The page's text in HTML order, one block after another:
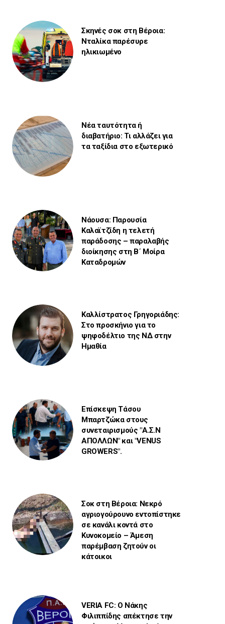
Σκηνές σοκ στη Βέροια:
Νταλίκα παρέσυρε
ηλικιωμένο
Νέα ταυτότητα ή
διαβατήριο: Τι αλλάζει για
τα ταξίδια στο εξωτερικό
Νάουσα: Παρουσία
Καλαϊτζίδη η τελετή
παράδοσης – παραλαβής
διοίκησης στη Β΄ Μοίρα
Καταδρομών
Καλλίστρατος Γρηγοριάδης:
Στο προσκήνιο για το
ψηφοδέλτιο της ΝΔ στην
Ημαθία
Επίσκεψη Τάσου
Μπαρτζώκα στους
συνεταιρισμούς "Α.Σ.Ν
ΑΠΟΛΛΩΝ" και "VENUS
GROWERS".
Σοκ στη Βέροια: Νεκρό
αγριογούρουνο εντοπίστηκε
σε κανάλι κοντά στο
Κυνοκομείο – Άμεση
παρέμβαση ζητούν οι
κάτοικοι
VERIA FC: Ο Νάκης
Φιλιππίδης απέκτησε την